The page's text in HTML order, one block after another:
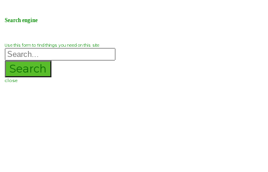
Search engine
Use this form to find things you need on this site
Search
close